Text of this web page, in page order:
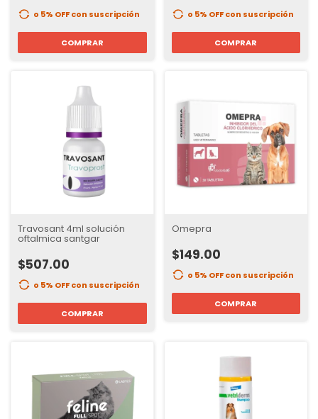
o 5% OFFcon suscripción
COMPRAR
o 5% OFFcon suscripción
COMPRAR
Travosant 4ml solución
oftalmica santgar
$507.00
o 5% OFFcon suscripción
COMPRAR
Omepra
$149.00
o 5% OFFcon suscripción
COMPRAR